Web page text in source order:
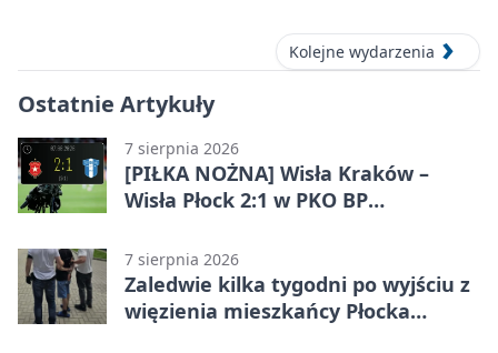
Kolejne wydarzenia
Ostatnie Artykuły
7 sierpnia 2026
[PIŁKA NOŻNA] Wisła Kraków –
Wisła Płock 2:1 w PKO BP
rozstrzygnęli mecz przed przerwą
7 sierpnia 2026
Zaledwie kilka tygodni po wyjściu z
więzienia mieszkańcy Płocka